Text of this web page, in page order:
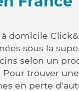
à domicile
sous la
selon un
Pour trouver
en perte